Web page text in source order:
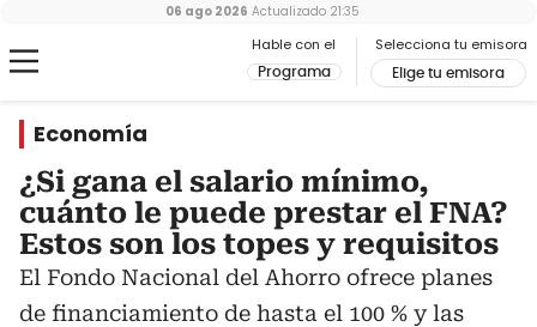
Hable con el
Programa
Selecciona tu emisora
Elige tu emisora
06 ago 2026 Actualizado 21:35
Economía
¿Si gana el salario mínimo,
cuánto le puede prestar el FNA?
Estos son los topes y requisitos
El Fondo Nacional del Ahorro ofrece planes
de financiamiento de hasta el 100 % y las